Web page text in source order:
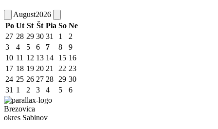
August2026
Po Ut St Št Pia So Ne
27 28 29 30 31 1
2
3
4 5 6 7 8
9
10 11 12 13 14 15 16
17 18 19 20 21 22 23
24 25 26 27 28 29 30
31 1 2 3 4 5 6
Brezovica
okres Sabinov